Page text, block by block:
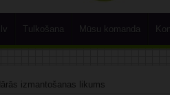
Tulkošana Mūsu komanda
izmantošanas likums